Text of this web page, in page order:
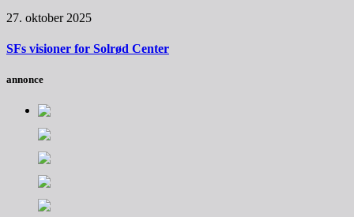
27. oktober 2025
SFs visioner for Solrød Center
annonce